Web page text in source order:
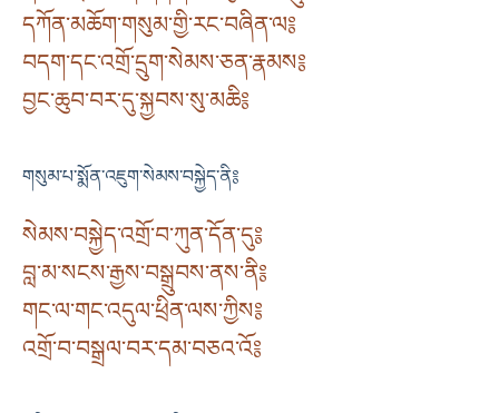
དཀོན་མཆོག་གསུམ་གྱི་རང་བཞིན་ལ༔
བདག་དང་འགྲོ་དྲུག་སེམས་ཅན་རྣམས༔
བྱང་ཆུབ་བར་དུ་སྐྱབས་སུ་མཆི༔
གསུམ་པ་སྨོན་འཇུག་སེམས་བསྐྱེད་ནི༔
སེམས་བསྐྱེད་འགྲོ་བ་ཀུན་དོན་དུ༔
བླ་མ་སངས་རྒྱས་བསྒྲུབས་ནས་ནི༔
གང་ལ་གང་འདུལ་ཕྲིན་ལས་ཀྱིས༔
འགྲོ་བ་བསྒྲལ་བར་དམ་བཅའ་འོ༔